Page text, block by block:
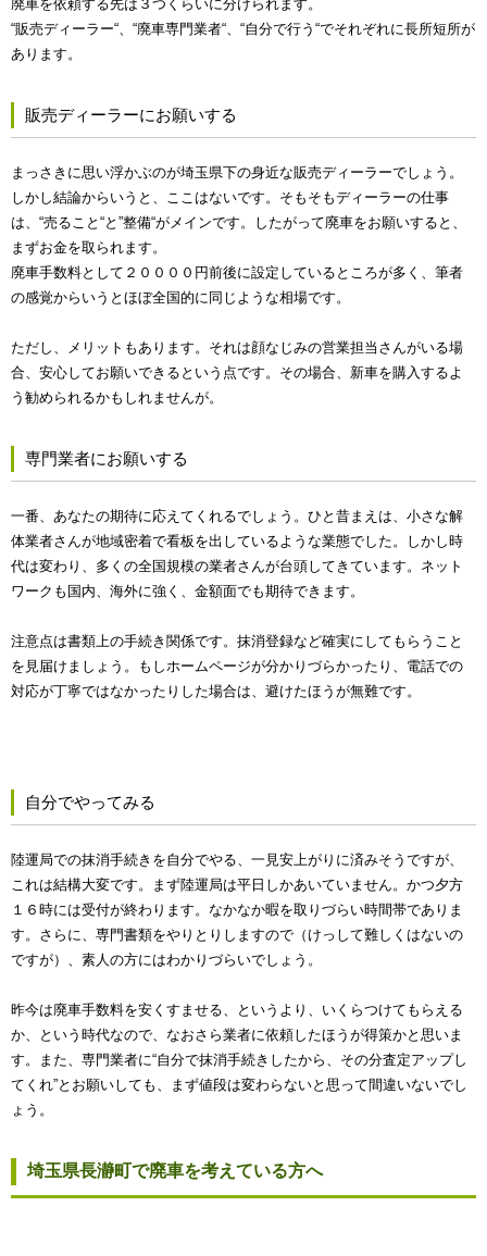
廃車を依頼する先は３つくらいに分けられます。
“販売ディーラー“、“廃車専門業者“、“自分で行う“でそれぞれに長所短所が
あります。
販売ディーラーにお願いする
まっさきに思い浮かぶのが埼玉県下の身近な販売ディーラーでしょう。
しかし結論からいうと、ここはないです。そもそもディーラーの仕事
は、“売ること“と”整備“がメインです。したがって廃車をお願いすると、
まずお金を取られます。
廃車手数料として２００００円前後に設定しているところが多く、筆者
の感覚からいうとほぼ全国的に同じような相場です。
ただし、メリットもあります。それは顔なじみの営業担当さんがいる場
合、安心してお願いできるという点です。その場合、新車を購入するよ
う勧められるかもしれませんが。
専門業者にお願いする
一番、あなたの期待に応えてくれるでしょう。ひと昔まえは、小さな解
体業者さんが地域密着で看板を出しているような業態でした。しかし時
代は変わり、多くの全国規模の業者さんが台頭してきています。ネット
ワークも国内、海外に強く、金額面でも期待できます。
注意点は書類上の手続き関係です。抹消登録など確実にしてもらうこと
を見届けましょう。もしホームページが分かりづらかったり、電話での
対応が丁寧ではなかったりした場合は、避けたほうが無難です。
自分でやってみる
陸運局での抹消手続きを自分でやる、一見安上がりに済みそうですが、
これは結構大変です。まず陸運局は平日しかあいていません。かつ夕方
１６時には受付が終わります。なかなか暇を取りづらい時間帯でありま
す。さらに、専門書類をやりとりしますので（けっして難しくはないの
ですが）、素人の方にはわかりづらいでしょう。
昨今は廃車手数料を安くすませる、というより、いくらつけてもらえる
か、という時代なので、なおさら業者に依頼したほうが得策かと思いま
す。また、専門業者に“自分で抹消手続きしたから、その分査定アップし
てくれ”とお願いしても、まず値段は変わらないと思って間違いないでし
ょう。
埼玉県長瀞町で廃車を考えている方へ